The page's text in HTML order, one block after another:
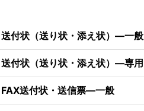
送付状（送り状・添え状）―一般
送付状（送り状・添え状）―専用
FAX送付状・送信票―一般